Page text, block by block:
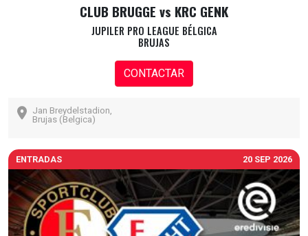
CLUB BRUGGE vs KRC GENK
JUPILER PRO LEAGUE BÉLGICA
BRUJAS
CONTACTAR
Jan Breydelstadion,
Brujas (Belgica)
ENTRADAS 20 SEP 2026